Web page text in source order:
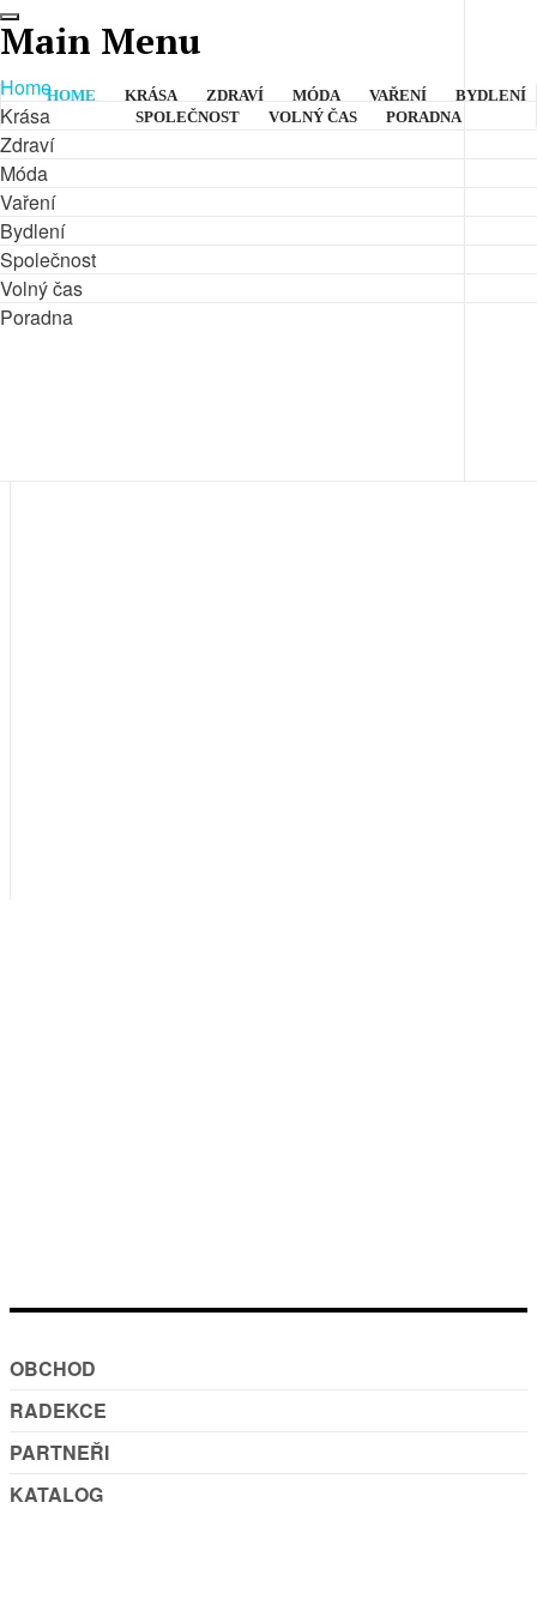
Main Menu
Home
Krása
Zdraví
Móda
Vaření
Bydlení
Společnost
Volný čas
Poradna
HOME KRÁSA ZDRAVÍ MÓDA VAŘENÍ
BYDLENÍ
SPOLEČNOST
VOLNÝ ČAS PORADNA
Hledat
v
titulku
OBCHOD
RADEKCE
PARTNEŘI
KATALOG